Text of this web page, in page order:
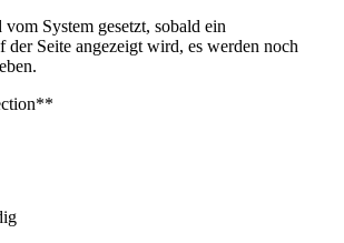
vom System gesetzt, sobald ein
der Seite angezeigt wird, es werden noch